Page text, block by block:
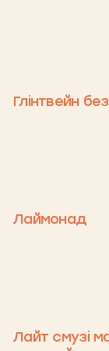
Глінтвейн
Лаймонад
Лайт смузі